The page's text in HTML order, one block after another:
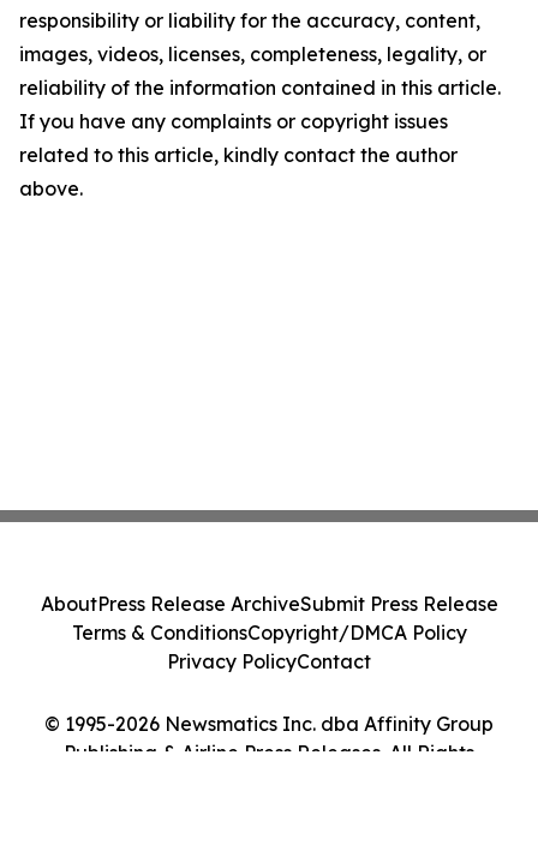
responsibility or liability for the accuracy, content,
images, videos, licenses, completeness, legality, or
reliability of the information contained in this article.
If you have any complaints or copyright issues
related to this article, kindly contact the author
above.
© 1995-2026 Newsmatics Inc. dba Affinity Group
Publishing & Airline Press Releases. All Rights
AboutPress Release ArchiveSubmit Press Release
Terms & ConditionsCopyright/DMCA Policy
Privacy PolicyContact